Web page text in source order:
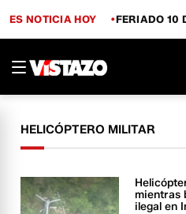
ES NOTICIA HOY FERIADO 10
HELICÓPTERO MILITAR
mientras
ilegal en